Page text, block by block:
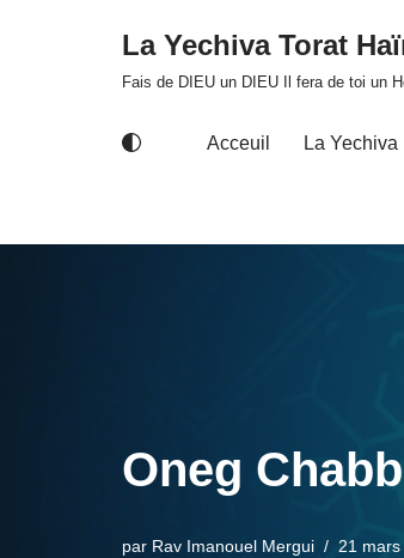
La Yechiva Torat
Fais de DIEU un DIEU Il fera de toi un
Acceuil La Yechiva
Oneg
par Rav Imanouel Mergui 21